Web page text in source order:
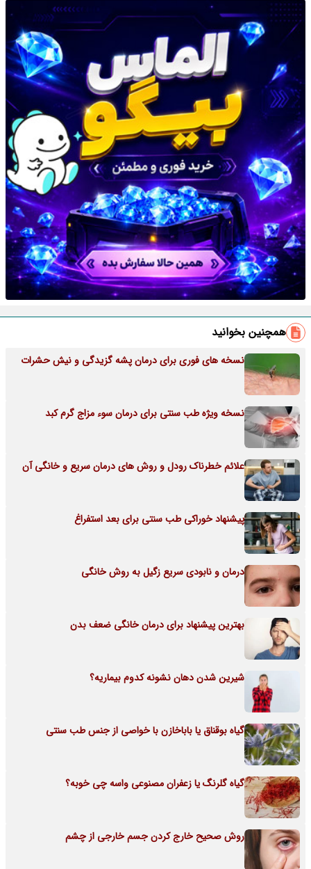
همچنین بخوانید
نسخه های فوری برای درمان پشه گزیدگی و نیش حشرات
نسخه ویژه طب سنتی برای درمان سوء مزاج گرم کبد
علائم خطرناک رودل و روش های درمان سریع و خانگی آن
پیشنهاد خوراکی طب سنتی برای بعد استفراغ
درمان و نابودی سریع زگیل به روش خانگی
بهترین پیشنهاد برای درمان خانگی ضعف بدن
شیرین شدن دهان نشونه کدوم بیماریه؟
گیاه بوقناق یا باباخازن با خواصی از جنس طب سنتی
گیاه گلرنگ یا زعفران مصنوعی واسه چی خوبه؟
روش صحیح خارج کردن جسم خارجی از چشم